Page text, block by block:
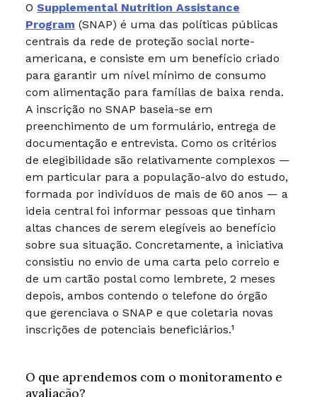
O Supplemental Nutrition Assistance
Program (SNAP) é uma das políticas públicas
centrais da rede de proteção social norte-
americana, e consiste em um benefício criado
para garantir um nível mínimo de consumo
com alimentação para famílias de baixa renda.
A inscrição no SNAP baseia-se em
preenchimento de um formulário, entrega de
documentação e entrevista. Como os critérios
de elegibilidade são relativamente complexos —
em particular para a população-alvo do estudo,
formada por indivíduos de mais de 60 anos — a
ideia central foi informar pessoas que tinham
altas chances de serem elegíveis ao benefício
sobre sua situação. Concretamente, a iniciativa
consistiu no envio de uma carta pelo correio e
de um cartão postal como lembrete, 2 meses
depois, ambos contendo o telefone do órgão
que gerenciava o SNAP e que coletaria novas
inscrições de potenciais beneficiários.¹
O que aprendemos com o monitoramento e
avaliação?